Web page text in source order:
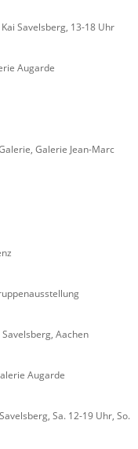
Savelsberg, 13-18 Uhr
Augarde
Galerie Jean-Marc
Aachen
Augarde
Sa. 12-19 Uhr, So.